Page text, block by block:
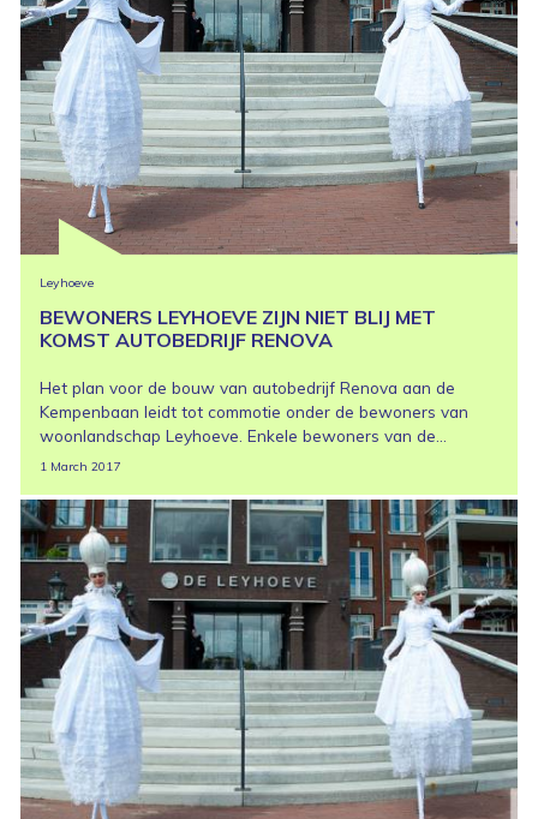
Leyhoeve
BEWONERS LEYHOEVE ZIJN NIET BLIJ MET
KOMST AUTOBEDRIJF RENOVA
Het plan voor de bouw van autobedrijf Renova aan de
Kempenbaan leidt tot commotie onder de bewoners van
woonlandschap Leyhoeve. Enkele bewoners van de...
1 March 2017